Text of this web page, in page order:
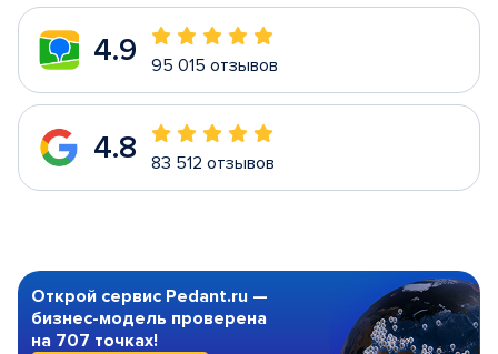
4.9 95 015 отзывов
4.8 83 512 отзывов
Открой сервис Pedant.ru —
бизнес-модель проверена
на 707 точках!